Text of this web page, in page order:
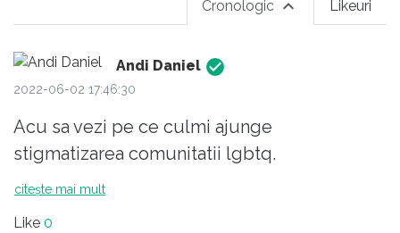
Likeuri
Cronologic
Andi Daniel
2022-06-02 17:46:30
Acu sa vezi pe ce culmi ajunge
stigmatizarea comunitatii lgbtq.
citește mai mult
Like 0